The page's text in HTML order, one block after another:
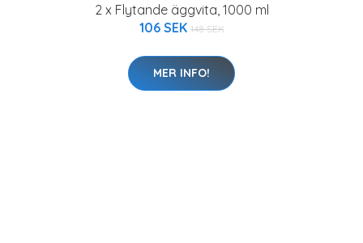
2 x Flytande äggvita, 1000 ml
106 SEK 148 SEK
MER INFO!